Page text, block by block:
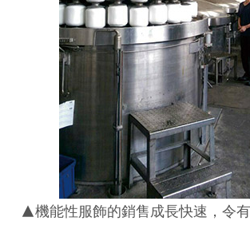
▲機能性服飾的銷售成長快速，令